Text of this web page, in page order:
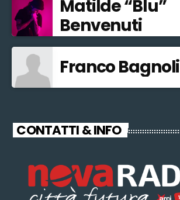
Matilde “Blu”
Benvenuti
Franco Bagnoli
CONTATTI & INFO